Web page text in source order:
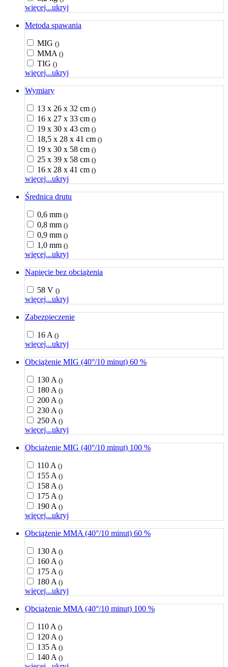
więcej...ukryj
Metoda spawania
MIG ()
MMA ()
TIG ()
więcej...ukryj
Wymiary
13 x 26 x 32 cm ()
16 x 27 x 33 cm ()
19 x 30 x 43 cm ()
18,5 x 28 x 41 cm ()
19 x 30 x 58 cm ()
25 x 39 x 58 cm ()
16 x 28 x 41 cm ()
więcej...ukryj
Średnica drutu
0,6 mm ()
0,8 mm ()
0,9 mm ()
1,0 mm ()
więcej...ukryj
Napięcie bez obciążenia
58 V ()
więcej...ukryj
Zabezpieczenie
16 A ()
więcej...ukryj
Obciążenie MIG (40°/10 minut) 60 %
130 A ()
180 A ()
200 A ()
230 A ()
250 A ()
więcej...ukryj
Obciążenie MIG (40°/10 minut) 100 %
110 A ()
155 A ()
158 A ()
175 A ()
190 A ()
więcej...ukryj
Obciążenie MMA (40°/10 minut) 60 %
130 A ()
160 A ()
175 A ()
180 A ()
więcej...ukryj
Obciążenie MMA (40°/10 minut) 100 %
110 A ()
120 A ()
135 A ()
140 A ()